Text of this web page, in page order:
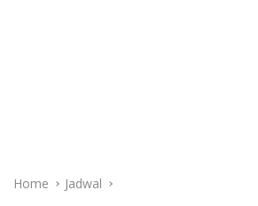
Home Jadwal